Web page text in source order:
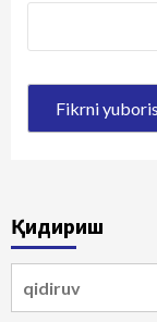
Қидириш